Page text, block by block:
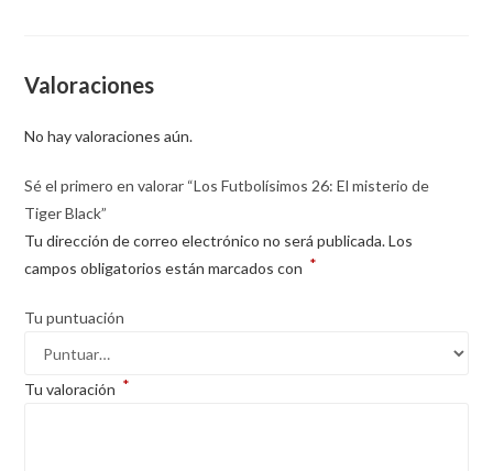
Valoraciones
No hay valoraciones aún.
Sé el primero en valorar “Los Futbolísimos 26: El misterio de
Tiger Black”
Tu dirección de correo electrónico no será publicada. Los
campos obligatorios están marcados con *
Tu puntuación
Tu valoración *